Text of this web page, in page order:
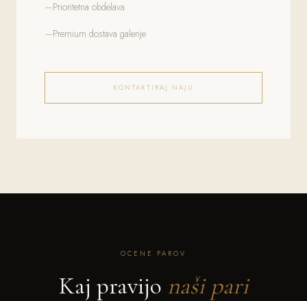
Prioritetna obdelava
Premium dostava galerije
KONTAKTIRAJ NAJU
OCENE PAROV
Kaj pravijo naši pari